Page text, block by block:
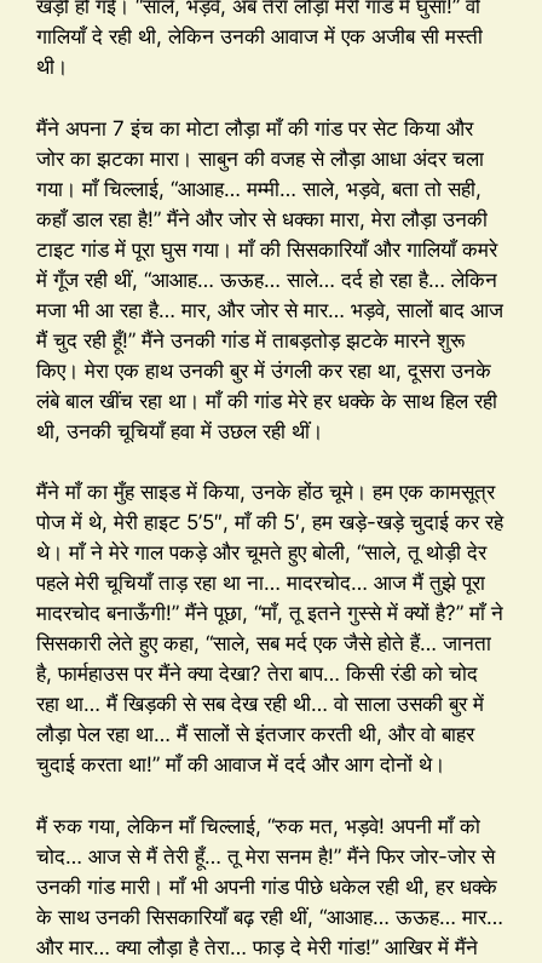
खड़ी हो गई। “साले, भड़वे, अब तेरा लौड़ा मेरी गांड में घुसा!” वो
गालियाँ दे रही थी, लेकिन उनकी आवाज में एक अजीब सी मस्ती
थी।
मैंने अपना 7 इंच का मोटा लौड़ा माँ की गांड पर सेट किया और
जोर का झटका मारा। साबुन की वजह से लौड़ा आधा अंदर चला
गया। माँ चिल्लाई, “आआह… मम्मी… साले, भड़वे, बता तो सही,
कहाँ डाल रहा है!” मैंने और जोर से धक्का मारा, मेरा लौड़ा उनकी
टाइट गांड में पूरा घुस गया। माँ की सिसकारियाँ और गालियाँ कमरे
में गूँज रही थीं, “आआह… ऊऊह… साले… दर्द हो रहा है… लेकिन
मजा भी आ रहा है… मार, और जोर से मार… भड़वे, सालों बाद आज
मैं चुद रही हूँ!” मैंने उनकी गांड में ताबड़तोड़ झटके मारने शुरू
किए। मेरा एक हाथ उनकी बुर में उंगली कर रहा था, दूसरा उनके
लंबे बाल खींच रहा था। माँ की गांड मेरे हर धक्के के साथ हिल रही
थी, उनकी चूचियाँ हवा में उछल रही थीं।
मैंने माँ का मुँह साइड में किया, उनके होंठ चूमे। हम एक कामसूत्र
पोज में थे, मेरी हाइट 5’5″, माँ की 5′, हम खड़े-खड़े चुदाई कर रहे
थे। माँ ने मेरे गाल पकड़े और चूमते हुए बोली, “साले, तू थोड़ी देर
पहले मेरी चूचियाँ ताड़ रहा था ना… मादरचोद… आज मैं तुझे पूरा
मादरचोद बनाऊँगी!” मैंने पूछा, “माँ, तू इतने गुस्से में क्यों है?” माँ ने
सिसकारी लेते हुए कहा, “साले, सब मर्द एक जैसे होते हैं… जानता
है, फार्महाउस पर मैंने क्या देखा? तेरा बाप… किसी रंडी को चोद
रहा था… मैं खिड़की से सब देख रही थी… वो साला उसकी बुर में
लौड़ा पेल रहा था… मैं सालों से इंतजार करती थी, और वो बाहर
चुदाई करता था!” माँ की आवाज में दर्द और आग दोनों थे।
मैं रुक गया, लेकिन माँ चिल्लाई, “रुक मत, भड़वे! अपनी माँ को
चोद… आज से मैं तेरी हूँ… तू मेरा सनम है!” मैंने फिर जोर-जोर से
उनकी गांड मारी। माँ भी अपनी गांड पीछे धकेल रही थी, हर धक्के
के साथ उनकी सिसकारियाँ बढ़ रही थीं, “आआह… ऊऊह… मार…
और मार… क्या लौड़ा है तेरा… फाड़ दे मेरी गांड!” आखिर में मैंने